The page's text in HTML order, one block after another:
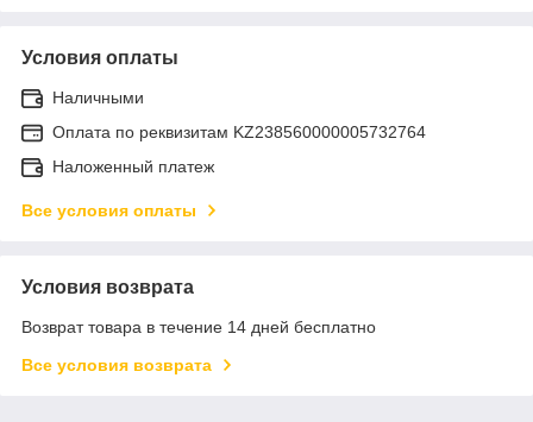
Условия оплаты
Наличными
Оплата по реквизитам KZ238560000005732764
Наложенный платеж
Все условия оплаты
Условия возврата
Возврат товара в течение 14 дней бесплатно
Все условия возврата